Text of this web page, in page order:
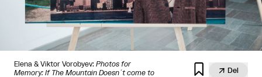
Elena & Viktor Vorobyev: Photos for
Memory: If The Mountain Doesn´t come to
  Del